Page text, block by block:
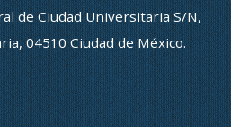
de Ciudad Universitaria S/N,
04510 Ciudad de México.